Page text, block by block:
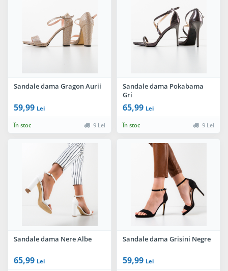
Sandale dama Gragon Aurii
59,99 Lei
În stoc 9 Lei
Sandale dama Pokabama
Gri
65,99 Lei
În stoc 9 Lei
Sandale dama Nere Albe
65,99 Lei
Sandale dama Grisini Negre
59,99 Lei